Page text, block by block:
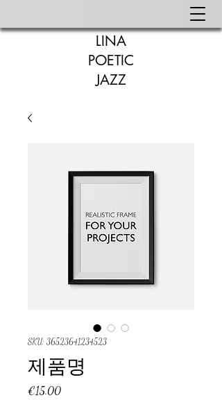
LINA
POETIC
JAZZ
SKU: 36523641234523
제품명
€15.00Price